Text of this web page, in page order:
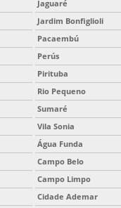
Jaguaré
Jardim Bonfiglioli
Pacaembú
Perús
Pirituba
Rio Pequeno
Sumaré
Vila Sonia
Água Funda
Campo Belo
Campo Limpo
Cidade Ademar